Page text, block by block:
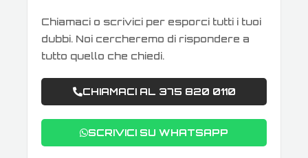
Chiamaci o scrivici per esporci tutti i tuoi
dubbi. Noi cercheremo di rispondere a
tutto quello che chiedi.
CHIAMACI AL 375 820 0110
SCRIVICI SU WHATSAPP